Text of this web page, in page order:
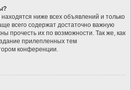
ниже всех объявлений и только
всего содержат достаточно важную
прочесть их по возможности. Так же, как
прилепленных тем
конференции.